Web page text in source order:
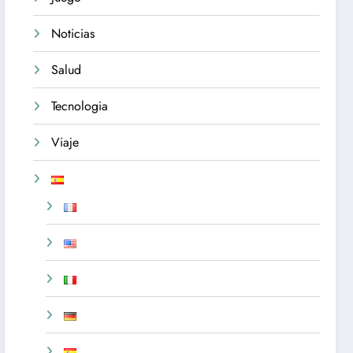
Noticias
Salud
Tecnologia
Viaje